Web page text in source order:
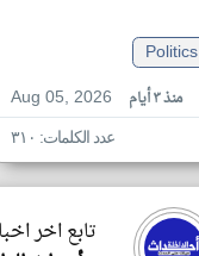
Politics
Aug 05, 2026
منذ ٣ أيام
عدد الكلمات: ٣١٠
تابع اخر